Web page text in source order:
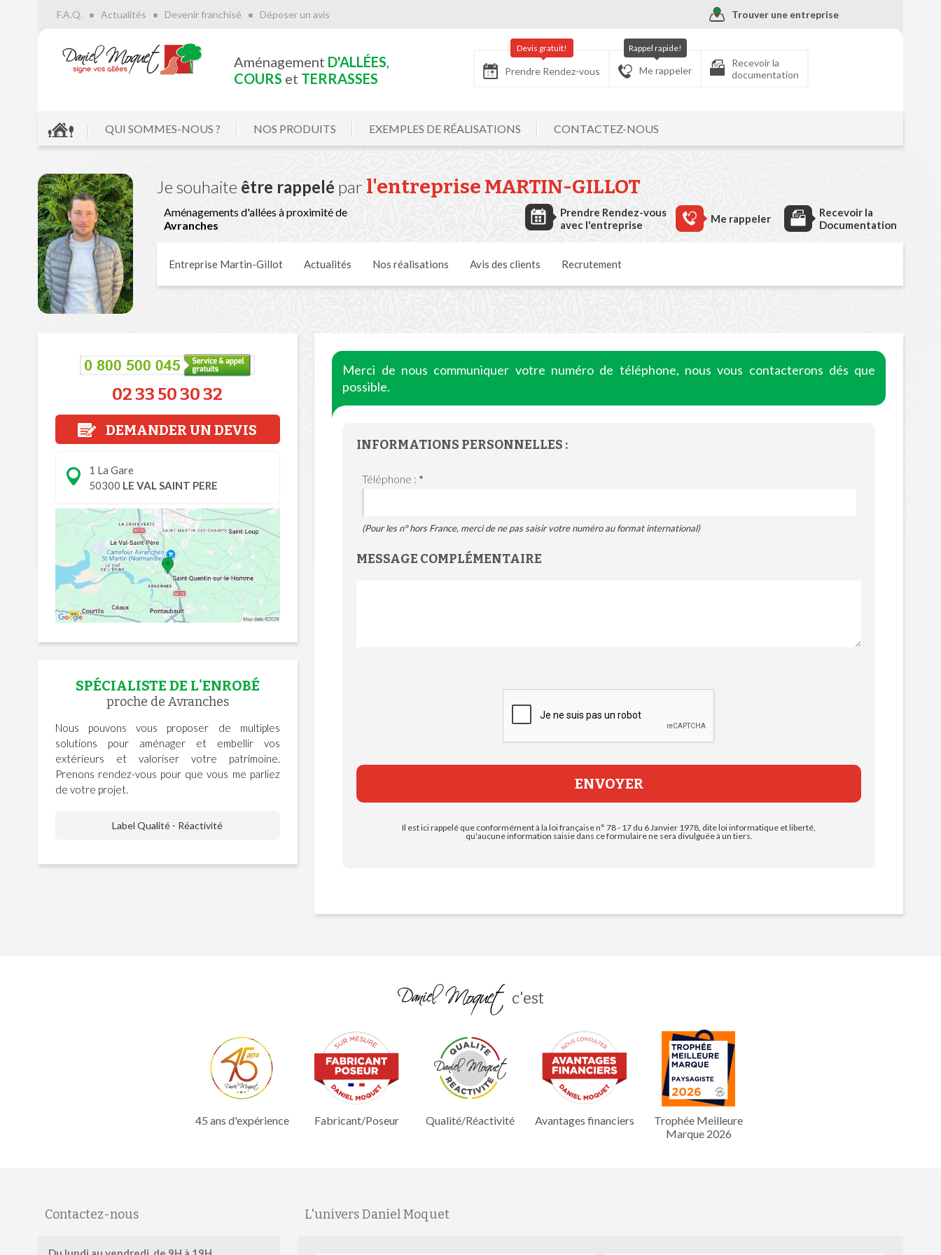
Trouver une entreprise
F.A.Q. Actualités Devenir franchisé Déposer un avis
Aménagement D'ALLÉES,
COURS et TERRASSES Prendre Rendez-vous
Devis gratuit!
Me rappeler
Rappel rapide!
Recevoir la
documentation
QUI SOMMES-NOUS ? NOS PRODUITS EXEMPLES DE RÉALISATIONS CONTACTEZ-NOUS
Je souhaite être rappelé par l'entreprise MARTIN-GILLOT
Aménagements d'allées à proximité de
Avranches
Prendre Rendez-vous
avec l'entreprise
Me rappeler
Recevoir la
Documentation
Entreprise Martin-Gillot Actualités Nos réalisations Avis des clients Recrutement
02 33 50 30 32
DEMANDER UN DEVIS
1 La Gare
50300 LE VAL SAINT PERE
SPÉCIALISTE DE L'ENROBÉ
proche de Avranches
Nous pouvons vous proposer de multiples
solutions pour aménager et embellir vos
extérieurs et valoriser votre patrimoine.
Prenons rendez-vous pour que vous me parliez
de votre projet.
Label Qualité - Réactivité
Merci de nous communiquer votre numéro de téléphone, nous vous contacterons dés que
possible.
INFORMATIONS PERSONNELLES :
Téléphone : *
(Pour les n° hors France, merci de ne pas saisir votre numéro au format international)
MESSAGE COMPLÉMENTAIRE
Il est ici rappelé que conformément à la loi française n° 78 - 17 du 6 Janvier 1978, dite loi informatique et liberté,
qu'aucune information saisie dans ce formulaire ne sera divulguée à un tiers.
c'est
45 ans d'expérience Fabricant/Poseur Qualité/Réactivité Avantages financiers
Trophée Meilleure
Marque 2026
Contactez-nous L'univers Daniel Moquet
Salut c'est nous...